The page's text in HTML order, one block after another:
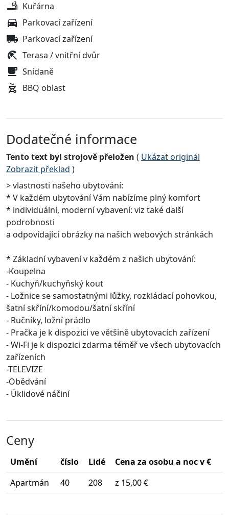
Kuřárna
Parkovací zařízení
Parkovací zařízení
Terasa / vnitřní dvůr
Snídaně
BBQ oblast
Dodatečné informace
Tento text byl strojově přeložen ( Ukázat originál
Zobrazit překlad )
> vlastnosti našeho ubytování:
* V každém ubytování Vám nabízíme plný komfort
* individuální, moderní vybavení: viz také další
podrobnosti
a odpovídající obrázky na našich webových stránkách
* Základní vybavení v každém z našich ubytování:
-Koupelna
- Kuchyň/kuchyňský kout
- Ložnice se samostatnými lůžky, rozkládací pohovkou,
šatní skříní/komodou/šatní skříní
- Ručníky, ložní prádlo
- Pračka je k dispozici ve většině ubytovacích zařízení
- Wi-Fi je k dispozici zdarma téměř ve všech ubytovacích
zařízeních
-TELEVIZE
-Obědvání
- Úklidové náčiní
Ceny
Umění číslo Lidé
Cena za osobu a noc v €
Apartmán
40 208 z 15,00 €